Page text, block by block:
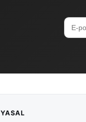
YASAL